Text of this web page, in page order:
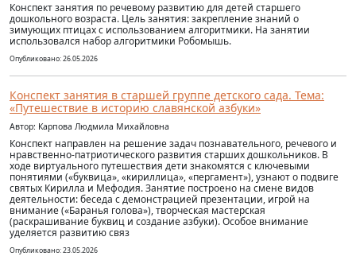
Конспект занятия по речевому развитию для детей старшего
дошкольного возраста. Цель занятия: закрепление знаний о
зимующих птицах с использованием алгоритмики. На занятии
использовался набор алгоритмики Робомышь.
Опубликовано: 26.05.2026
Конспект занятия в старшей группе детского сада. Тема:
«Путешествие в историю славянской азбуки»
Автор: Карпова Людмила Михайловна
Конспект направлен на решение задач познавательного, речевого и
нравственно-патриотического развития старших дошкольников. В
ходе виртуального путешествия дети знакомятся с ключевыми
понятиями («буквица», «кириллица», «пергамент»), узнают о подвиге
святых Кирилла и Мефодия. Занятие построено на смене видов
деятельности: беседа с демонстрацией презентации, игрой на
внимание («Баранья голова»), творческая мастерская
(раскрашивание буквиц и создание азбуки). Особое внимание
уделяется развитию связ
Опубликовано: 23.05.2026